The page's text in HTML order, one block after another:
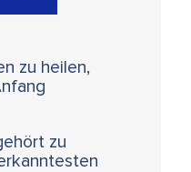
zu heilen,
zu